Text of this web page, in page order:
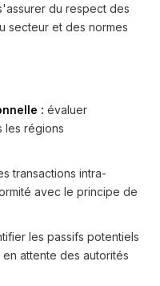
du respect des
secteur et des normes
: évaluer
les régions
transactions intra-
avec le principe de
les passifs potentiels
attente des autorités